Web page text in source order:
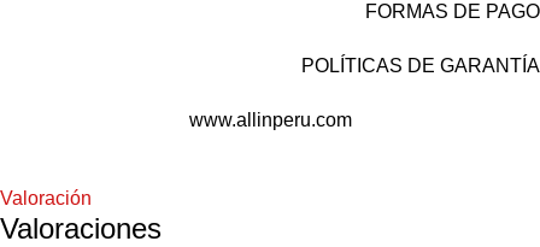
FORMAS DE PAGO
POLÍTICAS DE GARANTÍA
www.allinperu.com
Valoración
Valoraciones